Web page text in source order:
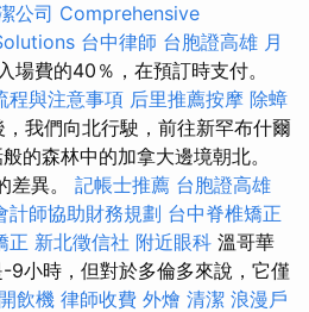
公司 Comprehensive
台中律師 台胞證高雄 月
入場費的40％，在預訂時支付。
程與注意事項 后里推薦按摩 除蟑
，我們向北行駛，前往新罕布什爾
的森林中的加拿大邊境朝北。
差異。 記帳士推薦 台胞證高雄
計師協助財務規劃 台中脊椎矯正
正 新北徵信社 附近眼科 溫哥華
9小時，但對於多倫多來說，它僅
開飲機 律師收費 外燴 清潔 浪漫戶